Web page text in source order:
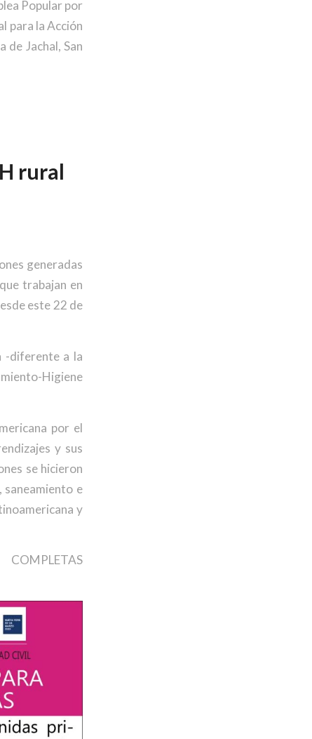
Popular por
para la Acción
Jachal, San
rural
generadas
trabajan en
este 22 de
-diferente a la
Higiene
por el
y sus
se hicieron
saneamiento e
y